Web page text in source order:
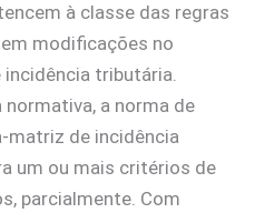
à classe das regras
modificações no
tributária.
a norma de
matriz de incidência
um ou mais critérios de
parcialmente. Com